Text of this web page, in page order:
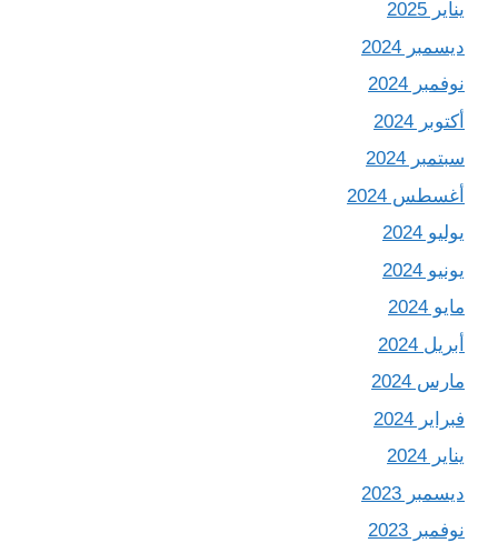
يناير 2025
ديسمبر 2024
نوفمبر 2024
أكتوبر 2024
سبتمبر 2024
أغسطس 2024
يوليو 2024
يونيو 2024
مايو 2024
أبريل 2024
مارس 2024
فبراير 2024
يناير 2024
ديسمبر 2023
نوفمبر 2023